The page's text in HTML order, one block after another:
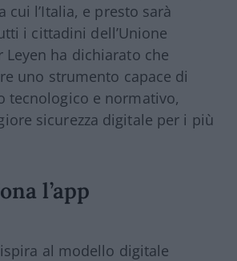
cui l’Italia, e presto sarà
i cittadini dell’Unione
Leyen ha dichiarato che
uno strumento capace di
tecnologico e normativo,
sicurezza digitale per i più
l’app
ispira al modello digitale